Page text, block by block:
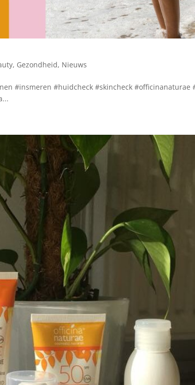
, Gezondheid, Nieuws
#insmeren #huidcheck #skincheck #officinanaturae